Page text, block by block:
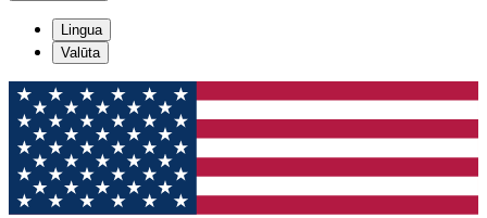
Lingua
Valūta